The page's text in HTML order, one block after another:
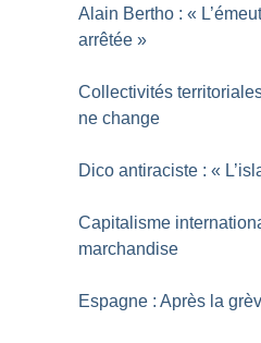
Alain Bertho : «
arrêtée »
Collectivités
ne change
Dico antiraciste : «
Capitalisme
marchandise
Espagne : Après la